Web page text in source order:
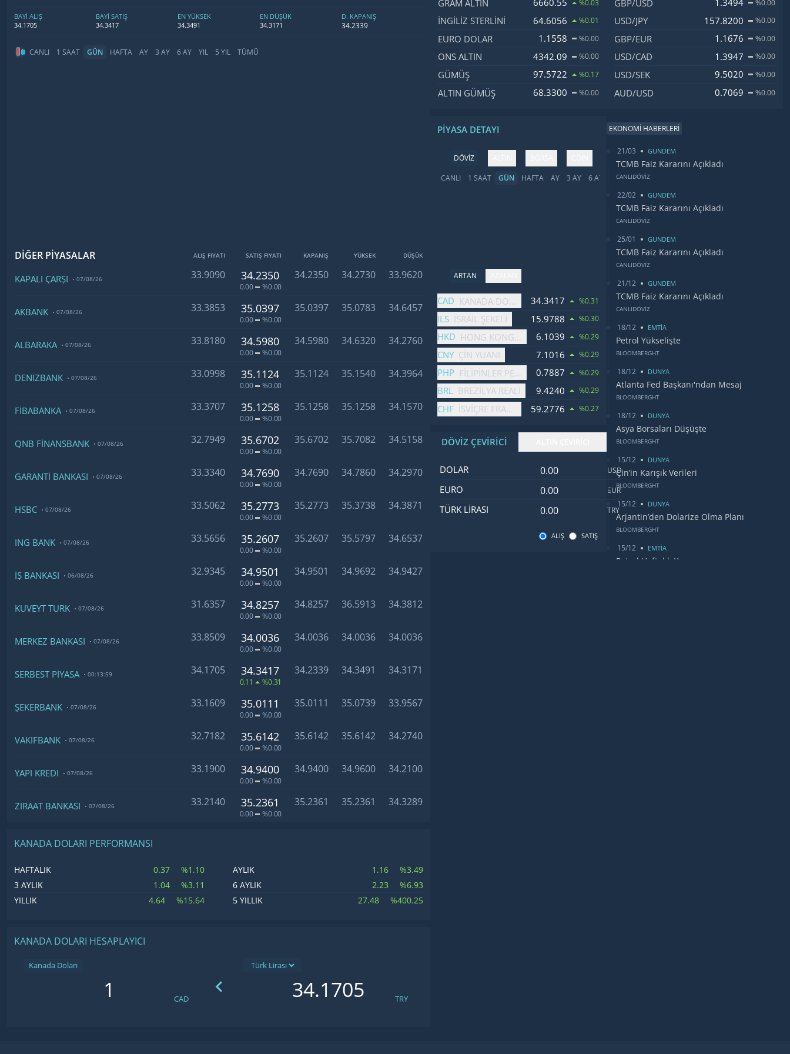
BAYİ ALIŞ
34.1705
BAYİ SATIŞ
34.3417
EN YÜKSEK
34.3491
EN DÜŞÜK
34.3171
D. KAPANIŞ
34.2339
CANLI 1 SAAT GÜN HAFTA AY 3 AY 6 AY YIL 5 YIL TÜMÜ
DİĞER PİYASALAR ALIŞ FIYATI SATIŞ FIYATI KAPANIŞ YÜKSEK DÜŞÜK
KAPALI ÇARŞI 07/08/26 33.9090 34.2350
0.00 %0.00
34.2350 34.2730 33.9620
AKBANK 07/08/26 33.3853 35.0397
0.00 %0.00
35.0397 35.0783 34.6457
ALBARAKA 07/08/26 33.8180 34.5980
0.00 %0.00
34.5980 34.6320 34.2760
DENİZBANK 07/08/26 33.0998 35.1124
0.00 %0.00
35.1124 35.1540 34.3964
FİBABANKA 07/08/26 33.3707 35.1258
0.00 %0.00
35.1258 35.1258 34.1570
QNB FİNANSBANK 07/08/26 32.7949 35.6702
0.00 %0.00
35.6702 35.7082 34.5158
GARANTİ BANKASI 07/08/26 33.3340 34.7690
0.00 %0.00
34.7690 34.7860 34.2970
HSBC 07/08/26 33.5062 35.2773
0.00 %0.00
35.2773 35.3738 34.3871
ING BANK 07/08/26 33.5656 35.2607
0.00 %0.00
35.2607 35.5797 34.6537
İŞ BANKASI 06/08/26 32.9345 34.9501
0.00 %0.00
34.9501 34.9692 34.9427
KUVEYT TÜRK 07/08/26 31.6357 34.8257
0.00 %0.00
34.8257 36.5913 34.3812
MERKEZ BANKASI 07/08/26 33.8509 34.0036
0.00 %0.00
34.0036 34.0036 34.0036
SERBEST PİYASA 00:13:59 34.1705 34.3417
0.11 %0.31
34.2339 34.3491 34.3171
ŞEKERBANK 07/08/26 33.1609 35.0111
0.00 %0.00
35.0111 35.0739 33.9567
VAKIFBANK 07/08/26 32.7182 35.6142
0.00 %0.00
35.6142 35.6142 34.2740
YAPI KREDİ 07/08/26 33.1900 34.9400
0.00 %0.00
34.9400 34.9600 34.2100
ZİRAAT BANKASI 07/08/26 33.2140 35.2361
0.00 %0.00
35.2361 35.2361 34.3289
KANADA DOLARI PERFORMANSI
HAFTALIK 0.37 %1.10 AYLIK 1.16
%3.49
3 AYLIK
1.04 %3.11 6 AYLIK 2.23
%6.93
YILLIK
4.64 %15.64 5 YILLIK 27.48 %400.25
KANADA DOLARI HESAPLAYICI
Kanada Doları
CAD TRY
GRAM ALTIN 6660.55 %0.03
İNGILIZ STERLINI 64.6056 %0.01
EURO DOLAR 1.1558 %0.00
ONS ALTIN 4342.09 %0.00
GÜMÜŞ 97.5722 %0.17
ALTIN GÜMÜŞ 68.3300 %0.00
PIYASA DETAYI
DÖVİZ
CANLI
1 SAAT GÜN HAFTA AY 3 AY 6 AY YIL 5 YIL TÜMÜ
ARTAN
İsim FiyatDeğişim
CAD KANADA DOLARI 34.3417 %0.31
ILS İSRAIL ŞEKELI 15.9788 %0.30
HKD HONG KONG DOLARI6.1039 %0.29
CNY ÇIN YUANI 7.1016 %0.29
PHP FILIPINLER PESOSU0.7887 %0.29
BRL BREZILYA REALI 9.4240 %0.29
CHF İSVIÇRE FRANGI 59.2776 %0.27
DÖVİZ ÇEVİRİCİ
İsimDeğer
DOLAR Dolar değeri USD
EURO Euro değeri EUR
TÜRK LIRASI Türk Lirası değeri
TRY
ALIŞ SATIŞ
GBP/USD 1.3494 %0.00
USD/JPY 157.8200 %0.00
GBP/EUR 1.1676 %0.00
USD/CAD 1.3947 %0.00
USD/SEK 9.5020 %0.00
AUD/USD 0.7069 %0.00
EKONOMİ HABERLERİ
21/03 GUNDEM
TCMB Faiz Kararını Açıkladı
CANLIDÖVİZ
22/02 GUNDEM
TCMB Faiz Kararını Açıkladı
CANLIDÖVİZ
25/01 GUNDEM
TCMB Faiz Kararını Açıkladı
CANLIDÖVİZ
21/12 GUNDEM
TCMB Faiz Kararını Açıkladı
CANLIDÖVİZ
18/12 EMTİA
Petrol Yükselişte
BLOOMBERGHT
18/12 DUNYA
Atlanta Fed Başkanı'ndan Mesaj
BLOOMBERGHT
18/12 DUNYA
Asya Borsaları Düşüşte
BLOOMBERGHT
15/12 DUNYA
Çin’in Karışık Verileri
BLOOMBERGHT
15/12 DUNYA
Arjantin’den Dolarize Olma Planı
BLOOMBERGHT
15/12 EMTİA
Petrol Haftalık Kazancı